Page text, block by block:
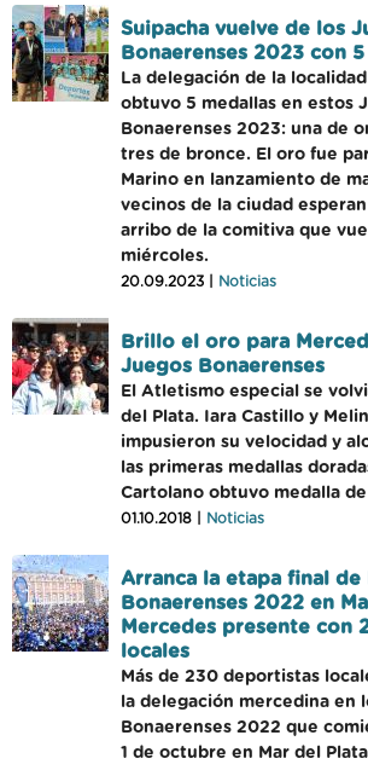
Suipacha vuelve de los
Bonaerenses 2023 con
La delegación de la
obtuvo 5 medallas en estos
Bonaerenses 2023: una de
tres de bronce. El oro fue
Marino en lanzamiento de
vecinos de la ciudad
arribo de la comitiva que
miércoles.
20.09.2023 | Noticias
Brillo el oro para
Juegos Bonaerenses
El Atletismo especial se
del Plata. Iara Castillo y
impusieron su velocidad y
las primeras medallas
Cartolano obtuvo medalla
01.10.2018 | Noticias
Arranca la etapa final de
Bonaerenses 2022 en
Mercedes presente con
locales
Más de 230 deportistas
la delegación mercedina en
Bonaerenses 2022 que
1 de octubre en Mar del